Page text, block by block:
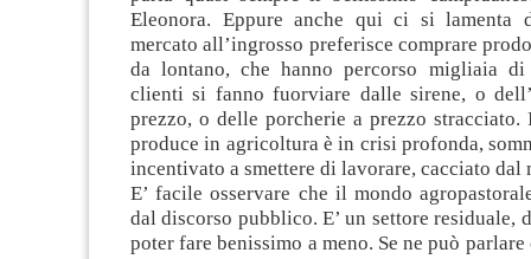
Eleonora. Eppure anche qui ci si
mercato all’ingrosso preferisce comprare
da lontano, che hanno percorso migliaia
clienti si fanno fuorviare dalle sirene, o
prezzo, o delle porcherie a prezzo stracciato.
produce in agricoltura è in crisi profonda,
incentivato a smettere di lavorare, cacciato dal
E’ facile osservare che il mondo
dal discorso pubblico. E’ un settore residuale,
poter fare benissimo a meno. Se ne può